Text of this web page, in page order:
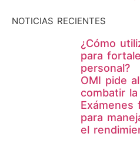
NOTICIAS RECIENTES
¿Cómo
para
personal?
OMI pide
combatir
Exámenes
para
el